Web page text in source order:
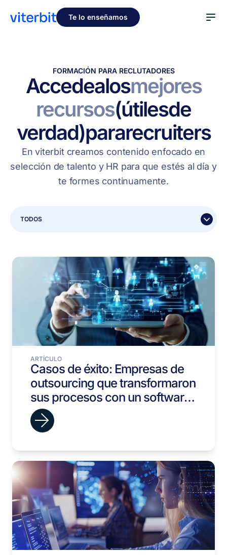
Te lo enseñamos
FORMACIÓN PARA RECLUTADORES
Accedealosmejores
recursos(útilesde
verdad)pararecruiters
En viterbit creamos contenido enfocado en
selección de talento y HR para que estés al día y
te formes continuamente.
TODOS
ARTÍCULO
Casos de éxito: Empresas de
outsourcing que transformaron
sus procesos con un software
de reclutamiento